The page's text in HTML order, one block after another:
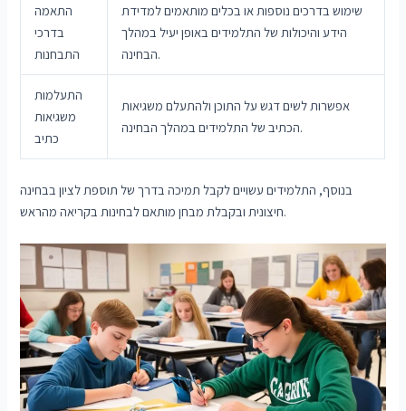
התאמה
בדרכי
התבחנות
שימוש בדרכים נוספות או בכלים מותאמים למדידת
הידע והיכולות של התלמידים באופן יעיל במהלך
הבחינה.
התעלמות
משגיאות
כתיב
אפשרות לשים דגש על התוכן ולהתעלם משגיאות
הכתיב של התלמידים במהלך הבחינה.
בנוסף, התלמידים עשויים לקבל תמיכה בדרך של תוספת לציון בבחינה
חיצונית ובקבלת מבחן מותאם לבחינות בקריאה מהראש.